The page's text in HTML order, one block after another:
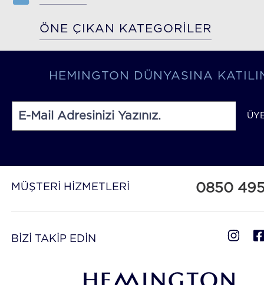
ÖNE ÇIKAN KATEGORİLER
HEMINGTON DÜNYASINA
MÜŞTERİ HİZMETLERİ 0850
BİZİ TAKİP EDİN